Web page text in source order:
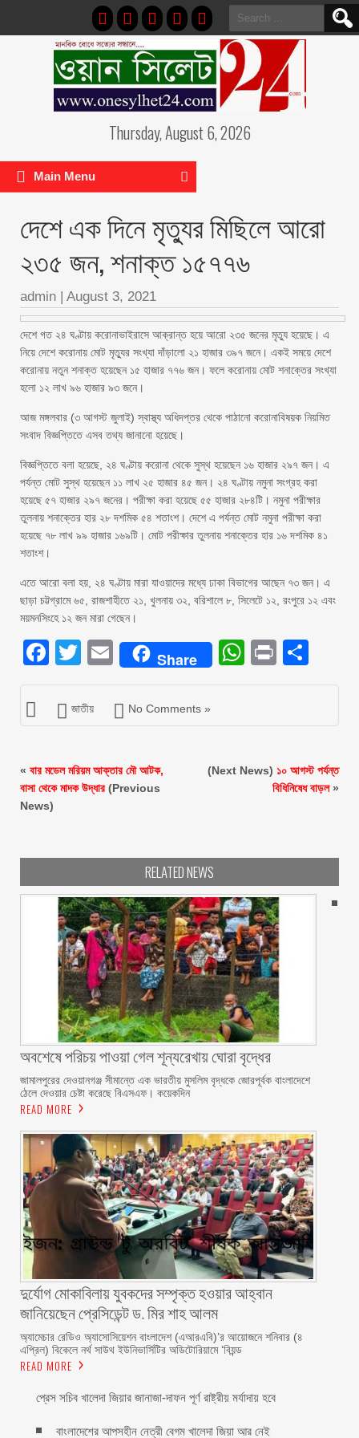
Search
for:
Thursday, August 6, 2026
Main Menu
দেশে এক দিনে মৃত্যুর মিছিলে আরো
২৩৫ জন, শনাক্ত ১৫৭৭৬
admin | August 3, 2021
দেশে গত ২৪ ঘণ্টায় করোনাভাইরাসে আক্রান্ত হয়ে আরো ২৩৫ জনের মৃত্যু হয়েছে। এ
নিয়ে দেশে করোনায় মোট মৃত্যুর সংখ্যা দাঁড়ালো ২১ হাজার ৩৯৭ জনে। একই সময়ে দেশে
করোনায় নতুন শনাক্ত হয়েছেন ১৫ হাজার ৭৭৬ জন। ফলে করোনায় মোট শনাক্তের সংখ্যা
হলো ১২ লাখ ৯৬ হাজার ৯৩ জনে।
আজ মঙ্গলবার (৩ আগস্ট জুলাই) স্বাস্থ্য অধিদপ্তর থেকে পাঠানো করোনাবিষয়ক নিয়মিত
সংবাদ বিজ্ঞপ্তিতে এসব তথ্য জানানো হয়েছে।
বিজ্ঞপ্তিতে বলা হয়েছে, ২৪ ঘণ্টায় করোনা থেকে সুস্থ হয়েছেন ১৬ হাজার ২৯৭ জন। এ
পর্যন্ত মোট সুস্থ হয়েছেন ১১ লাখ ২৫ হাজার ৪৫ জন। ২৪ ঘণ্টায় নমুনা সংগ্রহ করা
হয়েছে ৫৭ হাজার ২৯৭ জনের। পরীক্ষা করা হয়েছে ৫৫ হাজার ২৮৪টি। নমুনা পরীক্ষার
তুলনায় শনাক্তের হার ২৮ দশমিক ৫৪ শতাংশ। দেশে এ পর্যন্ত মোট নমুনা পরীক্ষা করা
হয়েছে ৭৮ লাখ ৯৯ হাজার ১৬৯টি। মোট পরীক্ষার তুলনায় শনাক্তের হার ১৬ দশমিক ৪১
শতাংশ।
এতে আরো বলা হয়, ২৪ ঘণ্টায় মারা যাওয়াদের মধ্যে ঢাকা বিভাগের আছেন ৭৩ জন। এ
ছাড়া চট্টগ্রামে ৬৫, রাজশাহীতে ২১, খুলনায় ৩২, বরিশালে ৮, সিলেটে ১২, রংপুরে ১২ এবং
ময়মনসিংহে ১২ জন মারা গেছেন।
Facebook
Twitter
EmailShare Print
জাতীয় No Comments »
« বার মডেল মরিয়ম আক্তার মৌ আটক,
বাসা থেকে মাদক উদ্ধার(Previous
News)
(Next News) ১০ আগস্ট পর্যন্ত
বিধিনিষেধ বাড়ল»
RELATED NEWS
অবশেষে পরিচয় পাওয়া গেল শূন্যরেখায় ঘোরা বৃদ্ধের
জামালপুরের দেওয়ানগঞ্জ সীমান্তে এক ভারতীয় মুসলিম বৃদ্ধকে জোরপূর্বক বাংলাদেশে
ঠেলে দেওয়ার চেষ্টা করেছে বিএসএফ। কয়েকদিন
READ MORE
দুর্যোগ মোকাবিলায় যুবকদের সম্পৃক্ত হওয়ার আহ্বান
জানিয়েছেন প্রেসিডেন্ট ড. মির শাহ আলম ‎ ‎
অ্যামেচার রেডিও অ্যাসোসিয়েশন বাংলাদেশ (এআরএবি)’র আয়োজনে শনিবার (৪
এপ্রিল) বিকেলে নর্থ সাউথ ইউনিভার্সিটির অডিটোরিয়ামে ‘বিয়ন্ড
READ MORE
প্রেস সচিব খালেদা জিয়ার জানাজা-দাফন পূর্ণ রাষ্ট্রীয় মর্যাদায় হবে
বাংলাদেশের আপসহীন নেত্রী বেগম খালেদা জিয়া আর নেই